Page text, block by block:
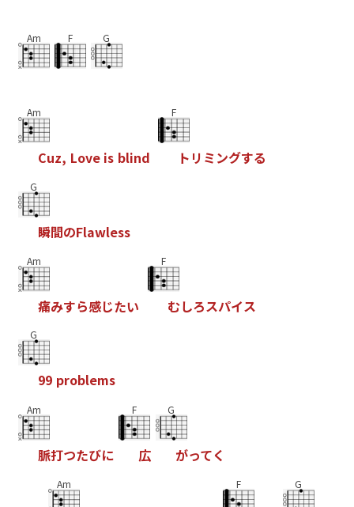
Am F G
Am
Cuz, Love is blind
F
ト リ ミングする
G
瞬間のFlawless
Am
痛みすら感じたい
F
むしろスパイス
G
99 problems
Am
脈打つたびに
F
広
G
がってく
Am F G